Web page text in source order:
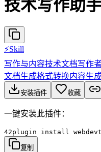
技术写作助
⚡Skill
写作与内容技术文档写作
文档生成格式转换内容生
安装插件 收藏
一键安装此插件：
42plugin install
复制